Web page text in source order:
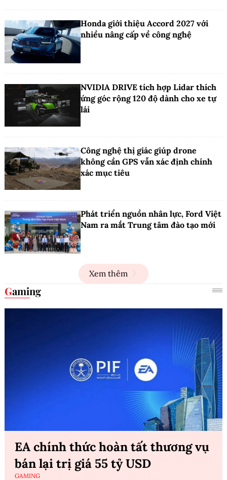
Honda giới thiệu Accord 2027 với
nhiều nâng cấp về công nghệ
NVIDIA DRIVE tích hợp Lidar thích
ứng góc rộng 120 độ dành cho xe tự
lái
Công nghệ thị giác giúp drone
không cần GPS vẫn xác định chính
xác mục tiêu
Phát triển nguồn nhân lực, Ford Việt
Nam ra mắt Trung tâm đào tạo mới
Xem thêm
Gaming
EA chính thức hoàn tất thương vụ
bán lại trị giá 55 tỷ USD
GAMING